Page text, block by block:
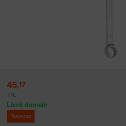
45,17
TTC
Livré demain
Nouveau